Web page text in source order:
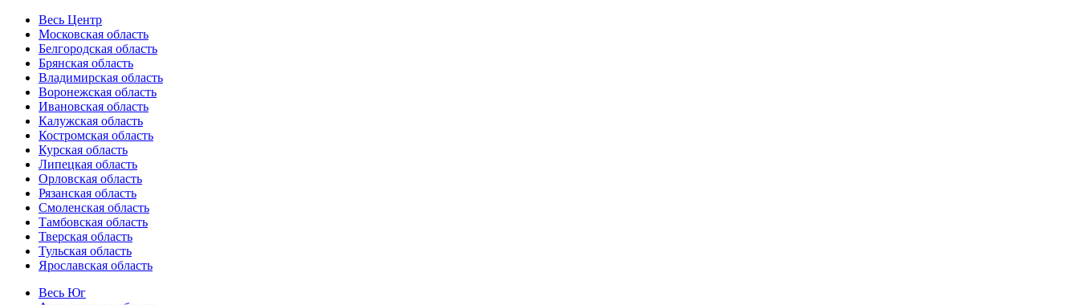
Весь Центр
Московская область
Белгородская область
Брянская область
Владимирская область
Воронежская область
Ивановская область
Калужская область
Костромская область
Курская область
Липецкая область
Орловская область
Рязанская область
Смоленская область
Тамбовская область
Тверская область
Тульская область
Ярославская область
Весь Юг